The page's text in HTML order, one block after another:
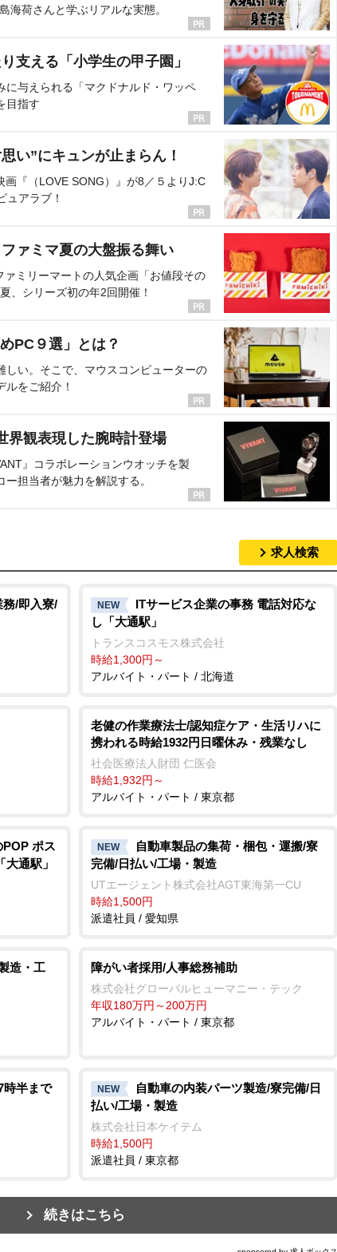
海荷さんと学ぶリアルな実態。
支える「小学生の甲子園」
に与えられる「マクドナルド・ワッペ
目指す
い”にキュンが止まらん！
『（LOVE SONG）』が8／５よりJ:C
ュアラブ！
ァミマ夏の大盤振る舞い
ミリーマートの人気企画「お値段その
、シリーズ初の年2回開催！
PC９選」とは？
しい。そこで、マウスコンピューターの
をご紹介！
界観表現した腕時計登場
』コラボレーションウオッチを製
担当者が魅力を解説する。
求人検索
務/即入寮/
NEW
ITサービス企業の事務 電話対応な
し「大通駅」
トランスコスモス株式会社
時給1,300円～
アルバイト・パート / 北海道
老健の作業療法士/認知症ケア・生活リハに
携われる時給1932円日曜休み・残業なし
社会医療法人財団 仁医会
時給1,932円～
アルバイト・パート / 東京都
ポス
通駅」
NEW
自動車製品の集荷・梱包・運搬/寮
完備/日払い/工場・製造
UTエージェント株式会社AGT東海第一CU
時給1,500円
派遣社員 / 愛知県
造・工
障がい者採用/人事総務補助
株式会社グローバルヒューマニー・テック
年収180万円～200万円
アルバイト・パート / 東京都
時半まで
NEW
自動車の内装パーツ製造/寮完備/日
払い/工場・製造
株式会社日本ケイテム
時給1,500円
派遣社員 / 東京都
続きはこちら